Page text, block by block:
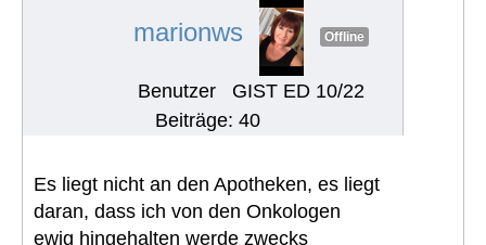
marionws Offline
Benutzer
GIST ED 10/22
Beiträge: 40
Es liegt nicht an den Apotheken, es liegt
daran, dass ich von den Onkologen
ewig hingehalten werde zwecks